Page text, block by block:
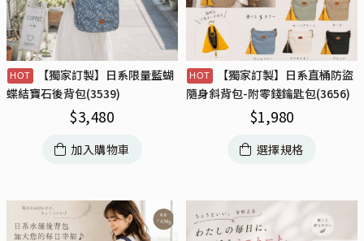
【獨家訂製】日系限量藍蝴
蝶結寶石後背包(3539)
$3,480
加入購物車
【獨家訂製】日系直桶防盜
隨身斜背包-附零錢鑰匙包(3656)
$1,980
選擇規格